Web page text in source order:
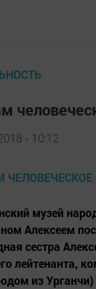
- 10:12
музей
Алексеем
сестра
лейтенанта,
из